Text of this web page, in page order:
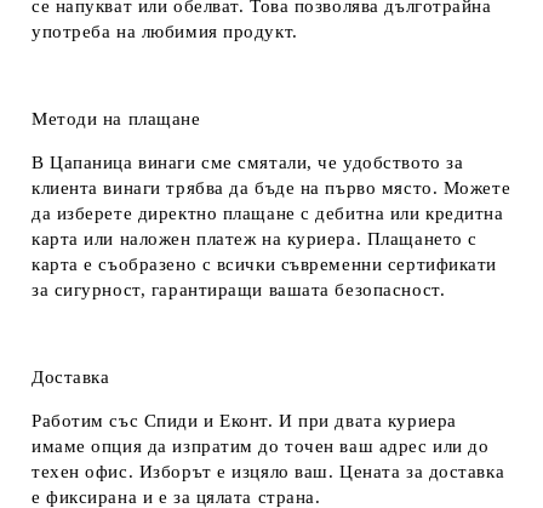
се напукват или обелват. Това позволява дълготрайна
употреба на любимия продукт.
Методи на плащане
В Цапаница винаги сме смятали, че удобството за
клиента винаги трябва да бъде на първо място. Можете
да изберете директно плащане с дебитна или кредитна
карта или наложен платеж на куриера. Плащането с
карта е съобразено с всички съвременни сертификати
за сигурност, гарантиращи вашата безопасност.
Доставка
Работим със Спиди и Еконт. И при двата куриера
имаме опция да изпратим до точен ваш адрес или до
техен офис. Изборът е изцяло ваш. Цената за доставка
е фиксирана и е за цялата страна.